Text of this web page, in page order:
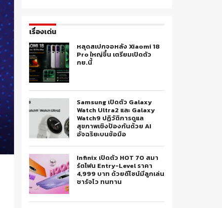
เรื่องเด่น
หลุดสเปกจอหลัง Xiaomi 18
Pro ใหญ่ขึ้น เตรียมเปิดตัว
กย.นี้
Samsung เปิดตัว Galaxy
Watch Ultra2 และ Galaxy
Watch9 ปฏิวัติการดูแล
สุขภาพเชิงป้องกันด้วย AI
อัจฉริยะบนข้อมือ
Infinix เปิดตัว HOT 70 สมา
ร์ตโฟน Entry-Level ราคา
4,999 บาท ด้วยดีไซน์มีลูกเล่น
ชาร์จไว ทนทาน